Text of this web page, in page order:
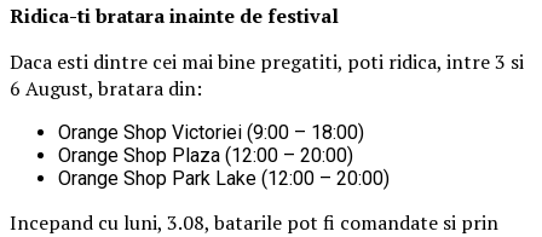
Ridica-ti bratarainainte de festival
Daca esti dintre cei mai bine pregatiti, poti ridica, intre 3 si
6 August, bratara din:
Orange Shop Victoriei (9:00 – 18:00)
Orange Shop Plaza (12:00 – 20:00)
Orange Shop Park Lake (12:00 – 20:00)
Incepand cu luni, 3.08, batarile pot fi comandate si prin